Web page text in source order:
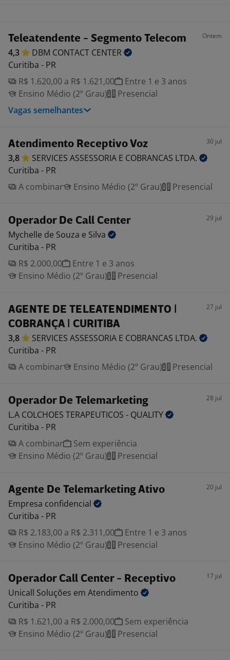
Teleatendente - Segmento Telecom Ontem
4,3 DBM CONTACT CENTER
Curitiba - PR
R$ 1.620,00 a R$ 1.621,00
Entre 1 e 3 anos
Ensino Médio (2º Grau)
Presencial
Vagas semelhantes
Atendimento Receptivo Voz 30 jul
3,8 SERVICES ASSESSORIA E COBRANCAS LTDA.
Curitiba - PR
A combinar
Ensino Médio (2º Grau) Presencial
Operador De Call Center 29 jul
Mychelle de Souza e Silva
Curitiba - PR
R$ 2.000,00
Entre 1 e 3 anos
Ensino Médio (2º Grau)
Presencial
AGENTE DE TELEATENDIMENTO |
COBRANÇA | CURITIBA
27 jul
3,8 SERVICES ASSESSORIA E COBRANCAS LTDA.
Curitiba - PR
A combinar
Ensino Médio (2º Grau) Presencial
Operador De Telemarketing 28 jul
L.A COLCHOES TERAPEUTICOS - QUALITY
Curitiba - PR
A combinar
Sem experiência
Ensino Médio (2º Grau)
Presencial
Agente De Telemarketing Ativo 20 jul
Empresa confidencial
Curitiba - PR
R$ 2.183,00 a R$ 2.311,00
Entre 1 e 3 anos
Ensino Médio (2º Grau)
Presencial
Operador Call Center - Receptivo 17 jul
Unicall Soluções em Atendimento
Curitiba - PR
R$ 1.621,00 a R$ 2.000,00
Sem experiência
Ensino Médio (2º Grau)
Presencial